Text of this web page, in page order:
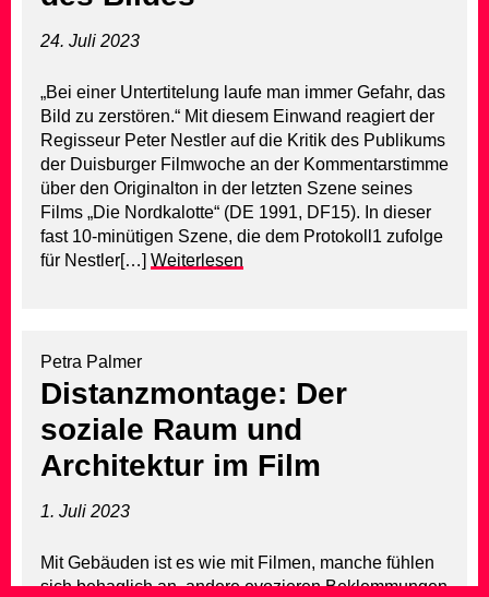
24. Juli 2023
„Bei einer Untertitelung laufe man immer Gefahr, das
Bild zu zerstören.“ Mit diesem Einwand reagiert der
Regisseur Peter Nestler auf die Kritik des Publikums
der Duisburger Filmwoche an der Kommentarstimme
über den Originalton in der letzten Szene seines
Films „Die Nordkalotte“ (DE 1991, DF15). In dieser
fast 10-minütigen Szene, die dem Protokoll1 zufolge
für Nestler[…] Weiterlesen
Petra Palmer
Distanzmontage: Der
soziale Raum und
Architektur im Film
1. Juli 2023
Mit Gebäuden ist es wie mit Filmen, manche fühlen
sich behaglich an, andere evozieren Beklemmungen